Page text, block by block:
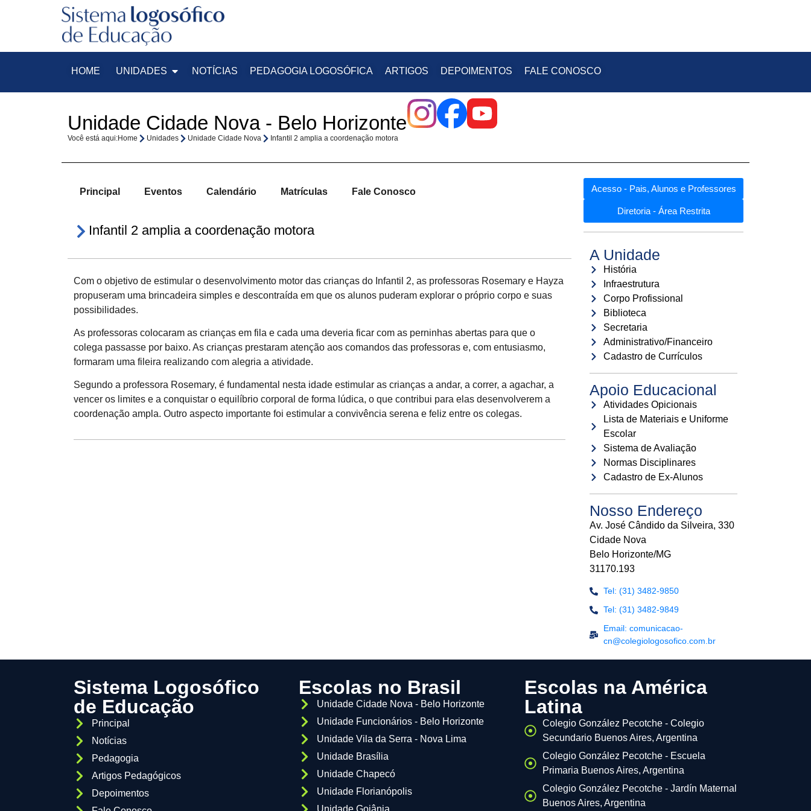
HOME UNIDADES NOTÍCIAS PEDAGOGIA LOGOSÓFICA ARTIGOS DEPOIMENTOS FALE CONOSCO
Unidade Cidade Nova - Belo Horizonte
Você está aqui:Home Unidades Unidade Cidade Nova Infantil 2 amplia a coordenação motora
Principal Eventos Calendário Matrículas Fale Conosco
Infantil 2 amplia a coordenação motora
Com o objetivo de estimular o desenvolvimento motor das crianças do Infantil 2, as professoras Rosemary e Hayza
propuseram uma brincadeira simples e descontraída em que os alunos puderam explorar o próprio corpo e suas
possibilidades.
As professoras colocaram as crianças em fila e cada uma deveria ficar com as perninhas abertas para que o
colega passasse por baixo. As crianças prestaram atenção aos comandos das professoras e, com entusiasmo,
formaram uma fileira realizando com alegria a atividade.
Segundo a professora Rosemary, é fundamental nesta idade estimular as crianças a andar, a correr, a agachar, a
vencer os limites e a conquistar o equilíbrio corporal de forma lúdica, o que contribui para elas desenvolverem a
coordenação ampla. Outro aspecto importante foi estimular a convivência serena e feliz entre os colegas.
Acesso - Pais, Alunos e Professores
Diretoria - Área Restrita
A Unidade
História
Infraestrutura
Corpo Profissional
Biblioteca
Secretaria
Administrativo/Financeiro
Cadastro de Currículos
Apoio Educacional
Atividades Opicionais
Lista de Materiais e Uniforme
Escolar
Sistema de Avaliação
Normas Disciplinares
Cadastro de Ex-Alunos
Nosso Endereço
Av. José Cândido da Silveira, 330
Cidade Nova
Belo Horizonte/MG
31170.193
Tel: (31) 3482-9850
Tel: (31) 3482-9849
Email: comunicacao-
cn@colegiologosofico.com.br
Sistema Logosófico
de Educação
Principal
Notícias
Pedagogia
Artigos Pedagógicos
Depoimentos
Escolas no Brasil
Unidade Cidade Nova - Belo Horizonte
Unidade Funcionários - Belo Horizonte
Unidade Vila da Serra - Nova Lima
Unidade Brasília
Unidade Chapecó
Unidade Florianópolis
Unidade Goiânia
Escolas na América
Latina
Colegio González Pecotche - Colegio
Secundario Buenos Aires, Argentina
Colegio González Pecotche - Escuela
Primaria Buenos Aires, Argentina
Colegio González Pecotche - Jardín Maternal
Buenos Aires, Argentina